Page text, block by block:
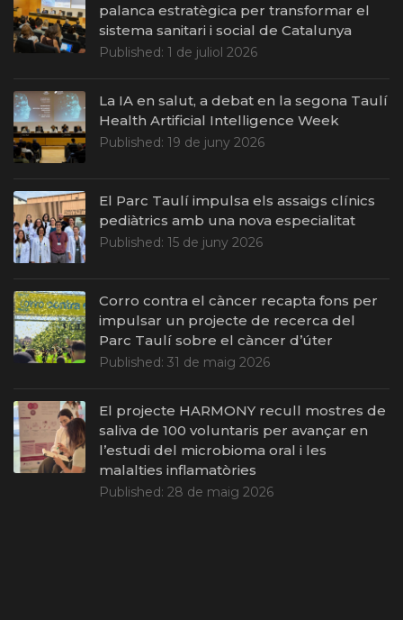
palanca estratègica per transformar el
sistema sanitari i social de Catalunya
Published: 1 de juliol 2026
La IA en salut, a debat en la segona Taulí
Health Artificial Intelligence Week
Published: 19 de juny 2026
El Parc Taulí impulsa els assaigs clínics
pediàtrics amb una nova especialitat
Published: 15 de juny 2026
Corro contra el càncer recapta fons per
impulsar un projecte de recerca del
Parc Taulí sobre el càncer d’úter
Published: 31 de maig 2026
El projecte HARMONY recull mostres de
saliva de 100 voluntaris per avançar en
l’estudi del microbioma oral i les
malalties inflamatòries
Published: 28 de maig 2026